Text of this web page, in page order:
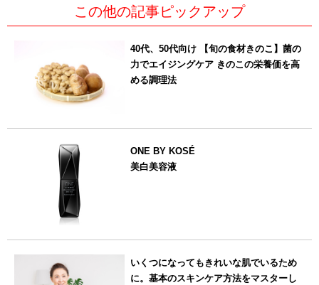
この他の記事ピックアップ
40代、50代向け 【旬の食材きのこ】菌の
力でエイジングケア きのこの栄養価を高
める調理法
ONE BY KOSÉ
美白美容液
いくつになってもきれいな肌でいるため
に。基本のスキンケア方法をマスターし